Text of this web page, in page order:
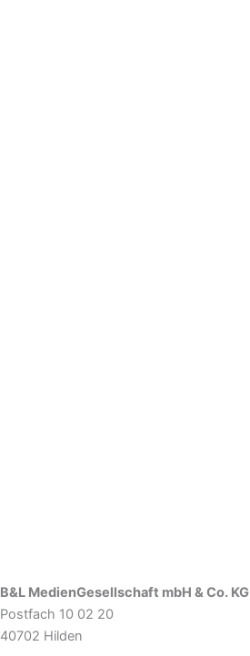
B&L MedienGesellschaft mbH & Co. KG
Postfach 10 02 20
40702 Hilden